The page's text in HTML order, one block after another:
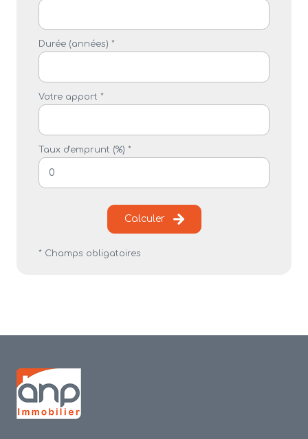
Durée (années) *
Votre apport *
Taux d'emprunt (%) *
Calculer
* Champs obligatoires